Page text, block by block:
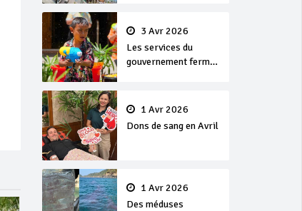
3 Avr 2026
Les services du
gouvernement fermés
Songkran
1 Avr 2026
Dons de sang en Avril
1 Avr 2026
Des méduses